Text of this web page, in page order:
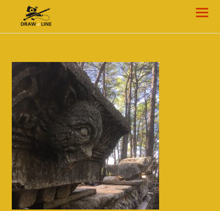
Draw-a-Line Grafik- und Web-Design